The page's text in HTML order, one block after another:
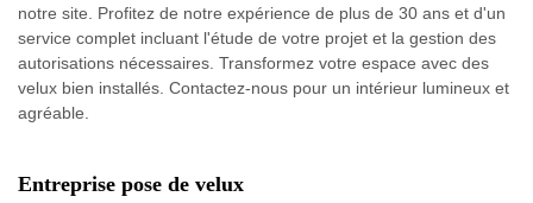
notre site. Profitez de notre expérience de plus de 30 ans et d'un
service complet incluant l'étude de votre projet et la gestion des
autorisations nécessaires. Transformez votre espace avec des
velux bien installés. Contactez-nous pour un intérieur lumineux et
agréable.
Entreprise pose de velux